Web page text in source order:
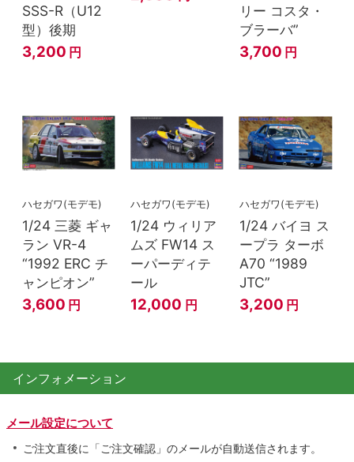
SSS-R（U12
型）後期
3,200 円
リー コスタ・
ブラーバ”
3,700 円
ハセガワ(モデモ)
1/24 三菱 ギャ
ラン VR-4
“1992 ERC チ
ャンピオン”
3,600 円
ハセガワ(モデモ)
1/24 ウィリア
ムズ FW14 ス
ーパーディテ
ール
12,000 円
ハセガワ(モデモ)
1/24 バイヨ ス
ープラ ターボ
A70 “1989
JTC”
3,200 円
インフォメーション
メール設定について
ご注文直後に「ご注文確認」のメールが自動送信されます。